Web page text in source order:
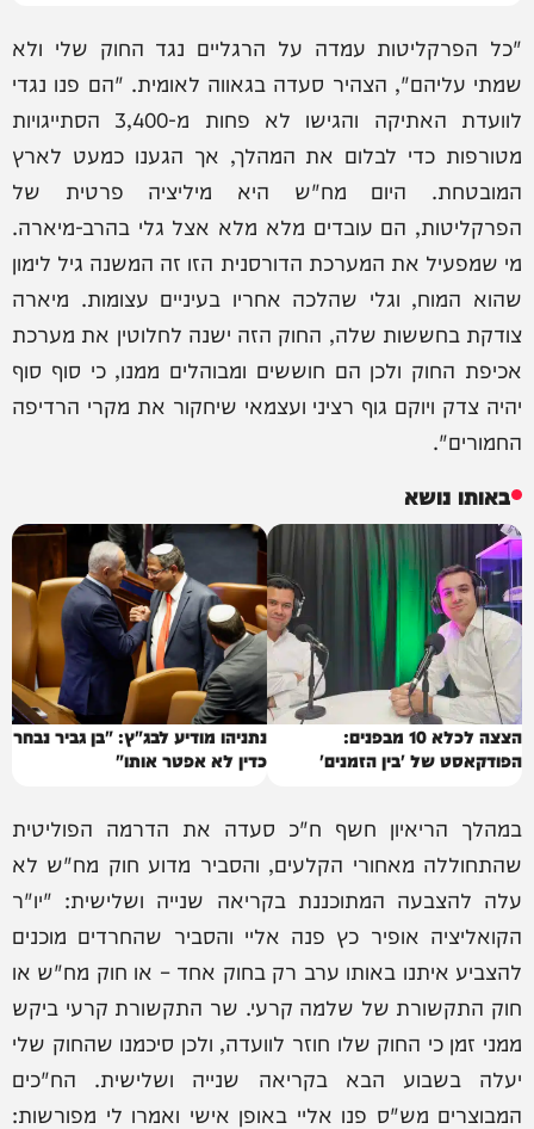
"כל הפרקליטות עמדה על הרגליים נגד החוק שלי ולא
שמתי עליהם", הצהיר סעדה בגאווה לאומית. "הם פנו נגדי
לוועדת האתיקה והגישו לא פחות מ-3,400 הסתייגויות
מטורפות כדי לבלום את המהלך, אך הגענו כמעט לארץ
המובטחת. היום מח"ש היא מיליציה פרטית של
הפרקליטות, הם עובדים מלא מלא אצל גלי בהרב-מיארה.
מי שמפעיל את המערכת הדורסנית הזו זה המשנה גיל לימון
שהוא המוח, וגלי שהלכה אחריו בעיניים עצומות. מיארה
צודקת בחששות שלה, החוק הזה ישנה לחלוטין את מערכת
אכיפת החוק ולכן הם חוששים ומבוהלים ממנו, כי סוף סוף
יהיה צדק ויוקם גוף רציני ועצמאי שיחקור את מקרי הרדיפה
החמורים".
באותו נושא
הצצה לכלא 10 מבפנים:
הפודקאסט של 'בין הזמנים'
נתניהו מודיע לבג"ץ: "בן גביר נבחר
כדין לא אפטר אותו"
במהלך הריאיון חשף ח"כ סעדה את הדרמה הפוליטית
שהתחוללה מאחורי הקלעים, והסביר מדוע חוק מח"ש לא
עלה להצבעה המתוכננת בקריאה שנייה ושלישית: "יו"ר
הקואליציה אופיר כץ פנה אליי והסביר שהחרדים מוכנים
להצביע איתנו באותו ערב רק בחוק אחד – או חוק מח"ש או
חוק התקשורת של שלמה קרעי. שר התקשורת קרעי ביקש
ממני זמן כי החוק שלו חוזר לוועדה, ולכן סיכמנו שהחוק שלי
יעלה בשבוע הבא בקריאה שנייה ושלישית. הח"כים
המבוצרים מש"ס פנו אליי באופן אישי ואמרו לי מפורשות: